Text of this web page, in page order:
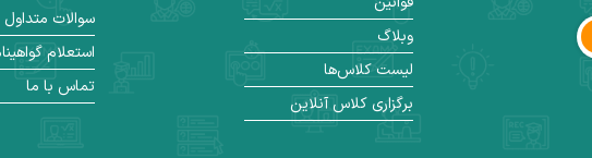
وبلاگ
لیست کلاس‌ها
برگزاری کلاس آنلاین
سوالات متداول
استعلام
تماس با ما